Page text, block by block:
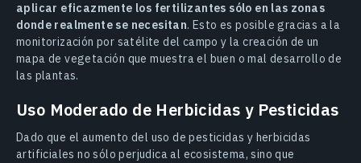
aplicar eficazmente los fertilizantes sólo en las zonas
donde realmente se necesitan. Esto es posible gracias a la
monitorización por satélite del campo y la creación de un
mapa de vegetación que muestra el buen o mal desarrollo de
las plantas.
Uso Moderado de Herbicidas y Pesticidas
Dado que el aumento del uso de pesticidas y herbicidas
artificiales no sólo perjudica al ecosistema, sino que